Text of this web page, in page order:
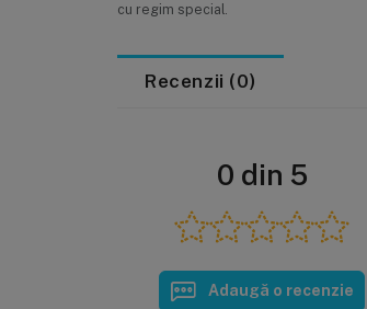
cu regim special.
Recenzii (0)
0 din 5
Adaugă o recenzie